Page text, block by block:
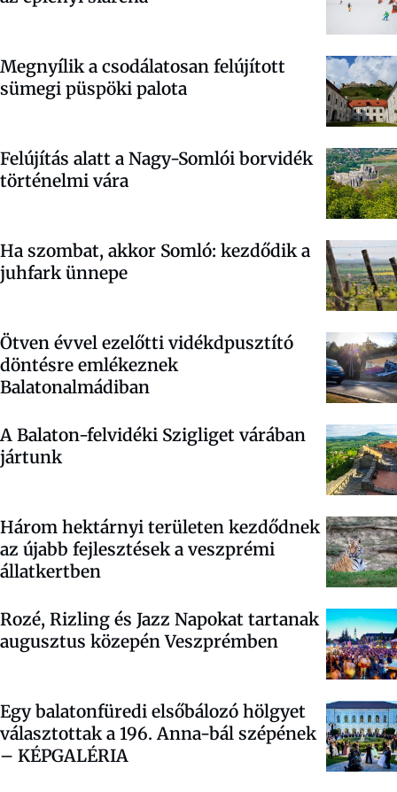
Megnyílik a csodálatosan felújított
sümegi püspöki palota
Felújítás alatt a Nagy-Somlói borvidék
történelmi vára
Ha szombat, akkor Somló: kezdődik a
juhfark ünnepe
Ötven évvel ezelőtti vidékdpusztító
döntésre emlékeznek
Balatonalmádiban
A Balaton-felvidéki Szigliget várában
jártunk
Három hektárnyi területen kezdődnek
az újabb fejlesztések a veszprémi
állatkertben
Rozé, Rizling és Jazz Napokat tartanak
augusztus közepén Veszprémben
Egy balatonfüredi elsőbálozó hölgyet
választottak a 196. Anna-bál szépének
– KÉPGALÉRIA